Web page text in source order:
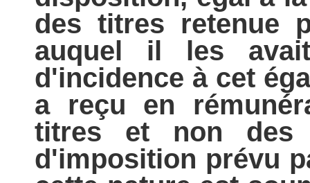
des titres retenue
auquel il les
d'incidence à cet
a reçu en
titres et non des
d'imposition prévu